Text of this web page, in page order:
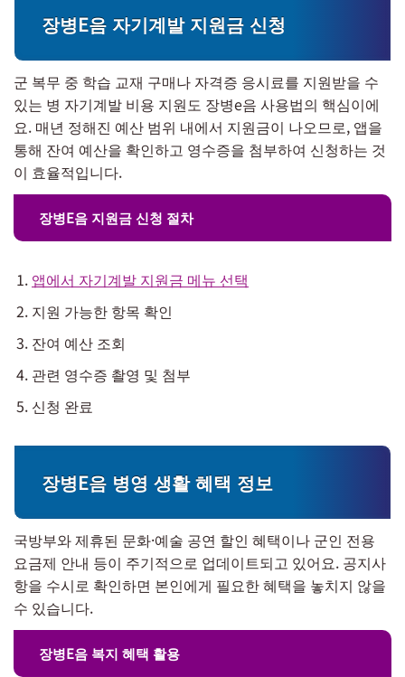
장병E음 자기계발 지원금 신청
군 복무 중 학습 교재 구매나 자격증 응시료를 지원받을 수
있는 병 자기계발 비용 지원도 장병e음 사용법의 핵심이에
요. 매년 정해진 예산 범위 내에서 지원금이 나오므로, 앱을
통해 잔여 예산을 확인하고 영수증을 첨부하여 신청하는 것
이 효율적입니다.
장병E음 지원금 신청 절차
앱에서 자기계발 지원금 메뉴 선택
지원 가능한 항목 확인
잔여 예산 조회
관련 영수증 촬영 및 첨부
신청 완료
장병E음 병영 생활 혜택 정보
국방부와 제휴된 문화·예술 공연 할인 혜택이나 군인 전용
요금제 안내 등이 주기적으로 업데이트되고 있어요. 공지사
항을 수시로 확인하면 본인에게 필요한 혜택을 놓치지 않을
수 있습니다.
장병E음 복지 혜택 활용